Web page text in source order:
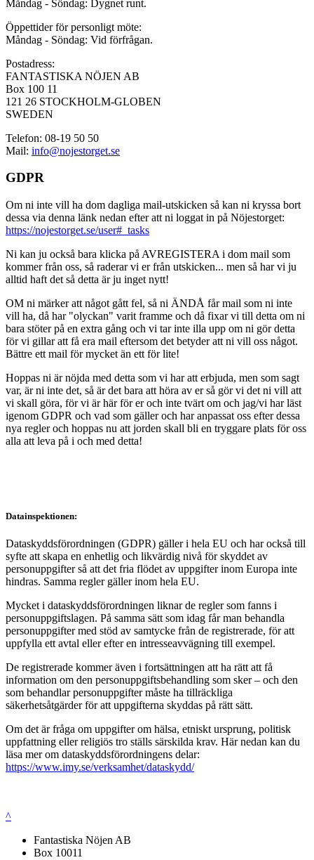
Måndag - Söndag: Dygnet runt.
Öppettider för personligt möte:
Måndag - Söndag: Vid förfrågan.
Postadress:
FANTASTISKA NÖJEN AB
Box 100 11
121 26 STOCKHOLM-GLOBEN
SWEDEN
Telefon: 08-19 50 50
Mail: info@nojestorget.se
GDPR
Om ni inte vill ha dom dagliga mail-utskicken så kan ni kryssa bort
dessa via denna länk nedan efter att ni loggat in på Nöjestorget:
https://nojestorget.se/user#_tasks
Ni kan ju också bara klicka på AVREGISTERA i dom mail som
kommer från oss, så raderar vi er från utskicken... men så har vi ju
alltid haft det så detta är ju inget nytt!
OM ni märker att något gått fel, så ni ÄNDÅ får mail som ni inte
vill ha, då har "olyckan" varit framme och då fixar vi till detta om ni
bara stöter på en extra gång och vi tar inte illa upp om ni gör detta
för vi gillar att få era mail eftersom det betyder att ni vill oss något.
Bättre ett mail för mycket än ett för lite!
Hoppas ni är nöjda med detta som vi har att erbjuda, men som sagt
var, är ni inte det, så är det bara att höra av er så gör vi det ni vill att
vi skall göra, för vi är här för er och inte tvärt om och jag/vi har läst
igenom GDPR och vad som gäller och har anpassat oss efter dessa
nya regler och hoppas nu att jorden skall bli en tryggare plats för oss
alla att leva på i och med detta!
Datainspektionen:
Dataskyddsförordningen (GDPR) gäller i hela EU och har också till
syfte att skapa en enhetlig och likvärdig nivå för skyddet av
personuppgifter så att det fria flödet av uppgifter inom Europa inte
hindras. Samma regler gäller inom hela EU.
Mycket i dataskyddsförordningen liknar de regler som fanns i
personuppgiftslagen. På samma sätt som idag får man behandla
personuppgifter med stöd av samtycke från de registrerade, för att
uppfylla ett avtal eller efter en intresseavvägning till exempel.
De registrerade kommer även i fortsättningen att ha rätt att få
information om den personuppgiftsbehandling som sker – och den
som behandlar personuppgifter måste ha tillräckliga
säkerhetsåtgärder för att uppgifterna skyddas på rätt sätt.
Om det är fråga om uppgifter om hälsa, etniskt ursprung, politisk
uppfattning eller religiös tro ställs särskilda krav. Här nedan kan du
läsa mer om dataskyddsförordningens delar:
https://www.imy.se/verksamhet/dataskydd/
^
Fantastiska Nöjen AB
Box 10011